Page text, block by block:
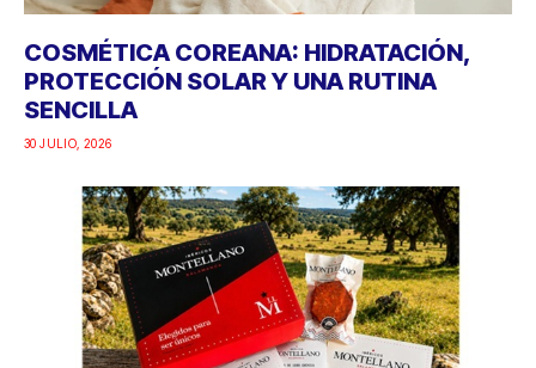
COSMÉTICA COREANA: HIDRATACIÓN,
PROTECCIÓN SOLAR Y UNA RUTINA
SENCILLA
30 JULIO, 2026